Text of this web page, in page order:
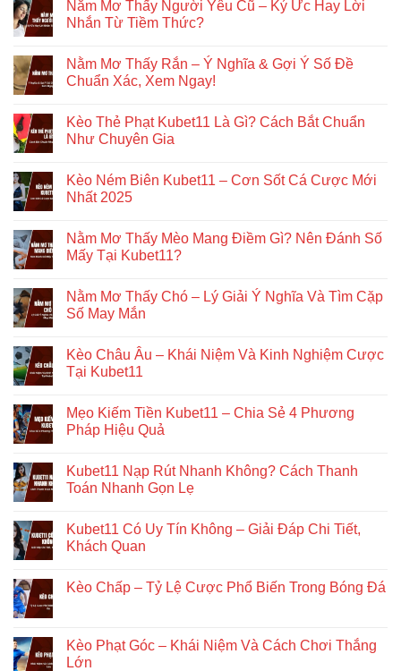
Nằm Mơ Thấy Người Yêu Cũ – Ký Ức Hay Lời
Nhắn Từ Tiềm Thức?
Nằm Mơ Thấy Rắn – Ý Nghĩa & Gợi Ý Số Đề
Chuẩn Xác, Xem Ngay!
Kèo Thẻ Phạt Kubet11 Là Gì? Cách Bắt Chuẩn
Như Chuyên Gia
Kèo Ném Biên Kubet11 – Cơn Sốt Cá Cược Mới
Nhất 2025
Nằm Mơ Thấy Mèo Mang Điềm Gì? Nên Đánh Số
Mấy Tại Kubet11?
Nằm Mơ Thấy Chó – Lý Giải Ý Nghĩa Và Tìm Cặp
Số May Mắn
Kèo Châu Âu – Khái Niệm Và Kinh Nghiệm Cược
Tại Kubet11
Mẹo Kiếm Tiền Kubet11 – Chia Sẻ 4 Phương
Pháp Hiệu Quả
Kubet11 Nạp Rút Nhanh Không? Cách Thanh
Toán Nhanh Gọn Lẹ
Kubet11 Có Uy Tín Không – Giải Đáp Chi Tiết,
Khách Quan
Kèo Chấp – Tỷ Lệ Cược Phổ Biến Trong Bóng Đá
Kèo Phạt Góc – Khái Niệm Và Cách Chơi Thắng
Lớn